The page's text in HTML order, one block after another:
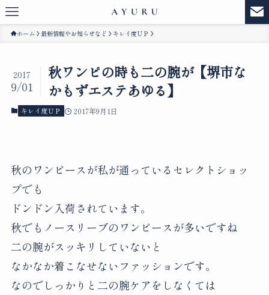
ホーム 最新情報やお知らせなど キレイ度ＵＰ
秋ワンピの時も二の腕が【堺市な
かもずエステあゆる】
2017
9/01
キレイ度ＵＰ 2017年9月1日
秋のワンピースが私が通っているセレクトショッ
プでも
ドンドン入荷されています。
秋でもノースリーブのワンピースが多いですね
二の腕がスッキリしていないと
なかなか着こなせないファッションです。
なのでしっかりと二の腕ケアをしなくては